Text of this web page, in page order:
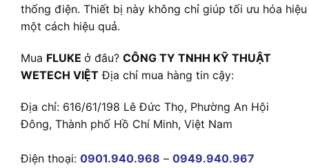
thống điện. Thiết bị này không chỉ giúp tối ưu hóa
một cách hiệu quả.
Mua FLUKE ở đâu? CÔNG TY TNHH KỸ THUẬT
WETECH VIỆT Địa chỉ mua hàng tin cậy:
Địa chỉ: 616/61/198 Lê Đức Thọ, Phường An Hội
Đông, Thành phố Hồ Chí Minh, Việt Nam
Điện thoại: 0901.940.968 – 0949.940.967